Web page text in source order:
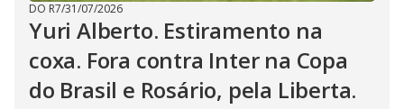
DO R7/31/07/2026
Yuri Alberto. Estiramento na
coxa. Fora contra Inter na Copa
do Brasil e Rosário, pela Liberta.